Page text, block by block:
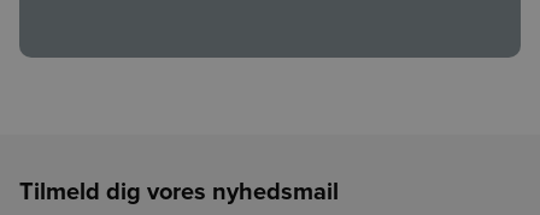
Tilmeld dig vores nyhedsmail